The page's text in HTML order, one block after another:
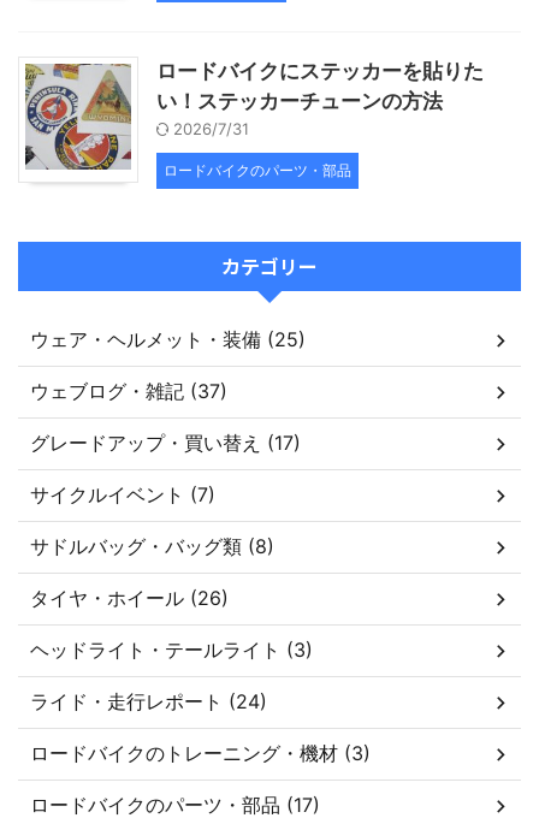
ロードバイクにステッカーを貼りた
い！ステッカーチューンの方法
2026/7/31
ロードバイクのパーツ・部品
カテゴリー
ウェア・ヘルメット・装備 (25)
ウェブログ・雑記 (37)
グレードアップ・買い替え (17)
サイクルイベント (7)
サドルバッグ・バッグ類 (8)
タイヤ・ホイール (26)
ヘッドライト・テールライト (3)
ライド・走行レポート (24)
ロードバイクのトレーニング・機材 (3)
ロードバイクのパーツ・部品 (17)